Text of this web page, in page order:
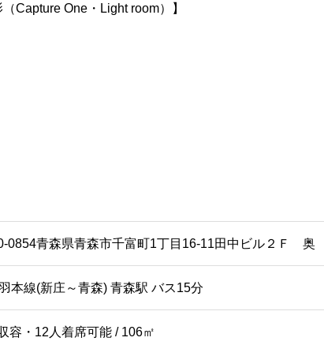
Capture One・Light room）】
0854青森県青森市千富町1丁目16-11田中ビル２Ｆ 奥
本線(新庄～青森) 青森駅 バス15分
容・12人着席可能 / 106㎡